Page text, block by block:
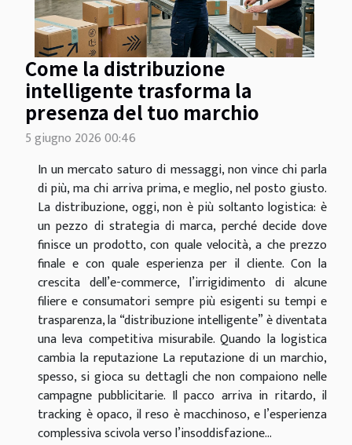
Come la distribuzione
intelligente trasforma la
presenza del tuo marchio
5 giugno 2026 00:46
In un mercato saturo di messaggi, non vince chi parla
di più, ma chi arriva prima, e meglio, nel posto giusto.
La distribuzione, oggi, non è più soltanto logistica: è
un pezzo di strategia di marca, perché decide dove
finisce un prodotto, con quale velocità, a che prezzo
finale e con quale esperienza per il cliente. Con la
crescita dell’e-commerce, l’irrigidimento di alcune
filiere e consumatori sempre più esigenti su tempi e
trasparenza, la “distribuzione intelligente” è diventata
una leva competitiva misurabile. Quando la logistica
cambia la reputazione La reputazione di un marchio,
spesso, si gioca su dettagli che non compaiono nelle
campagne pubblicitarie. Il pacco arriva in ritardo, il
tracking è opaco, il reso è macchinoso, e l’esperienza
complessiva scivola verso l’insoddisfazione...